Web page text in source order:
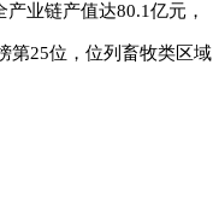
业链产值达80.1亿元，
第25位，位列畜牧类区域